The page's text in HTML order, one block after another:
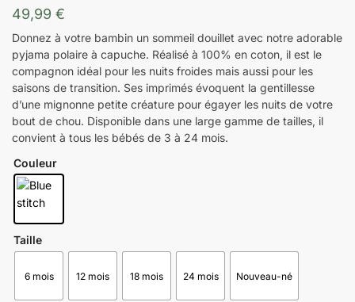
49,99 €
Donnez à votre bambin un sommeil douillet avec notre adorable
pyjama polaire à capuche. Réalisé à 100% en coton, il est le
compagnon idéal pour les nuits froides mais aussi pour les
saisons de transition. Ses imprimés évoquent la gentillesse
d’une mignonne petite créature pour égayer les nuits de votre
bout de chou. Disponible dans une large gamme de tailles, il
convient à tous les bébés de 3 à 24 mois.
Couleur
Taille
6 mois 12 mois 18 mois 24 mois Nouveau-né